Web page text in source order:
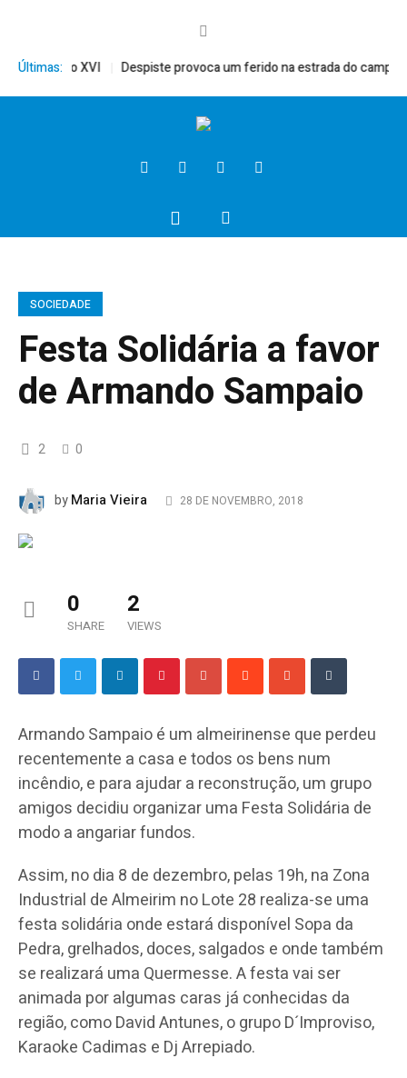
Últimas:
Bento XVI Despiste provoca um ferido na estrada do campo
SOCIEDADE
Festa Solidária a favor
de Armando Sampaio
2 0
byMaria Vieira 28 DE NOVEMBRO, 2018
0
SHARE
2
VIEWS
Armando Sampaio é um almeirinense que perdeu
recentemente a casa e todos os bens num
incêndio, e para ajudar a reconstrução, um grupo
amigos decidiu organizar uma Festa Solidária de
modo a angariar fundos.
Assim, no dia 8 de dezembro, pelas 19h, na Zona
Industrial de Almeirim no Lote 28 realiza-se uma
festa solidária onde estará disponível Sopa da
Pedra, grelhados, doces, salgados e onde também
se realizará uma Quermesse. A festa vai ser
animada por algumas caras já conhecidas da
região, como David Antunes, o grupo D´Improviso,
Karaoke Cadimas e Dj Arrepiado.